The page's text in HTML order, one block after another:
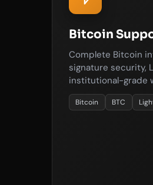
Bitcoin
Complete Bitcoin
signature security,
institutional-grade
Bitcoin BTC